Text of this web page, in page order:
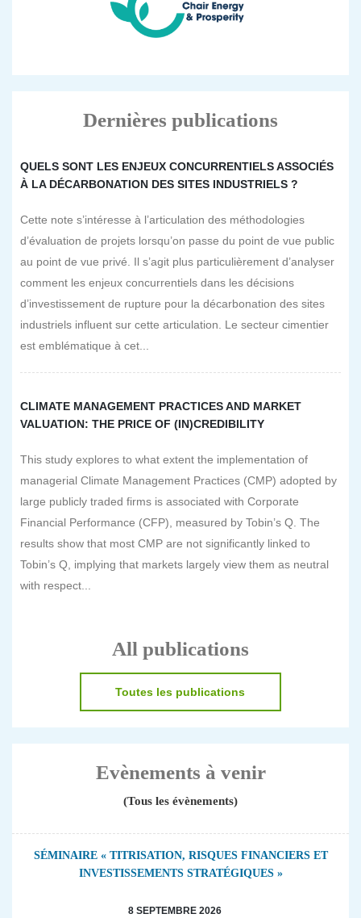
Dernières publications
QUELS SONT LES ENJEUX CONCURRENTIELS ASSOCIÉS
À LA DÉCARBONATION DES SITES INDUSTRIELS ?
Cette note s’intéresse à l’articulation des méthodologies
d’évaluation de projets lorsqu’on passe du point de vue public
au point de vue privé. Il s’agit plus particulièrement d’analyser
comment les enjeux concurrentiels dans les décisions
d’investissement de rupture pour la décarbonation des sites
industriels influent sur cette articulation. Le secteur cimentier
est emblématique à cet...
CLIMATE MANAGEMENT PRACTICES AND MARKET
VALUATION: THE PRICE OF (IN)CREDIBILITY
This study explores to what extent the implementation of
managerial Climate Management Practices (CMP) adopted by
large publicly traded firms is associated with Corporate
Financial Performance (CFP), measured by Tobin’s Q. The
results show that most CMP are not significantly linked to
Tobin’s Q, implying that markets largely view them as neutral
with respect...
All publications
Toutes les publications
Evènements à venir
(Tous les évènements)
SÉMINAIRE « TITRISATION, RISQUES FINANCIERS ET
INVESTISSEMENTS STRATÉGIQUES »
8 SEPTEMBRE 2026